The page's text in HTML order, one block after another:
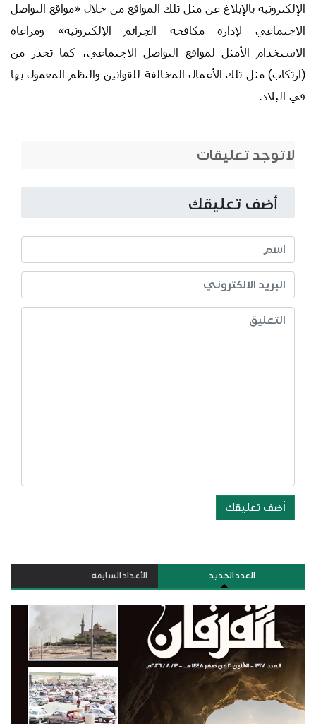
الإلكترونية بالإبلاغ عن مثل تلك المواقع من خلال «مواقع التواصل
الاجتماعي لإدارة مكافحة الجرائم الإلكترونية» ومراعاة
الاستخدام الأمثل لمواقع التواصل الاجتماعي، كما تحذر من
(ارتكاب) مثل تلك الأعمال المخالفة للقوانين والنظم المعمول بها
في البلاد.
لاتوجد تعليقات
أضف تعليقك
أضف تعليقك
العدد الجديد الأعداد السابقة